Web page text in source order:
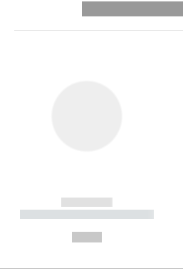
------------
----------- ----------- --------